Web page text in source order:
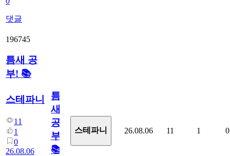
댓글
196745
틈새 공
부! 📚
스테파니
11
1
0
26.08.06
틈
새
공
부!
📚
스테파니 26.08.06 11 1 0